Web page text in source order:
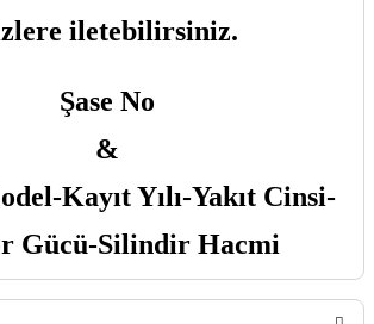
iletebilirsiniz.
Şase No
&
Kayıt Yılı-Yakıt Cinsi-
Gücü-Silindir Hacmi